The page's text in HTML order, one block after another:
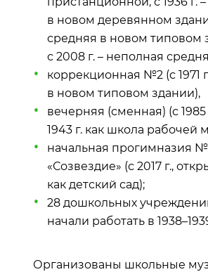
в новом деревянном
средняя в новом типовом
с 2008 г. – неполная
коррекционная №2 (с 1971
в новом типовом здании),
вечерняя (сменная) (с 1985
1943 г. как школа рабочей
начальная прогимназия
«Созвездие» (с 2017 г.,
как детский сад);
28 дошкольных
начали работать в
Организованы школьные